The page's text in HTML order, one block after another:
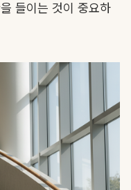
들이는 것이 중요하